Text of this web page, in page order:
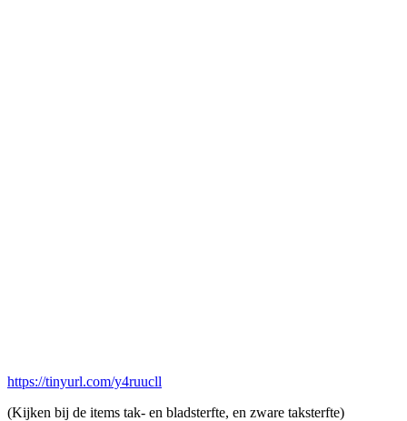
https://tinyurl.com/y4ruucll
(Kijken bij de items tak- en bladsterfte, en zware taksterfte)